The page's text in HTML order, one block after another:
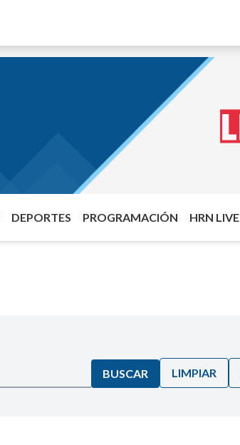
DEPORTES PROGRAMACIÓN HRN LIVE
BUSCAR LIMPIAR